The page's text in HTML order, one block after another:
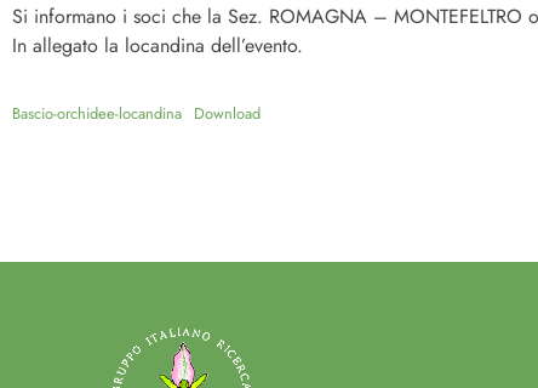
Si informano i soci che la Sez. ROMAGNA – MONTEFELTRO
In allegato la locandina dell’evento.
Bascio-orchidee-locandina Download